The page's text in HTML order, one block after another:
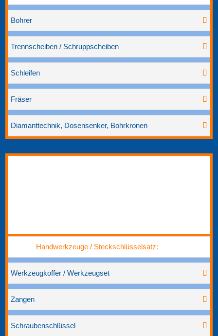
Bohrer
Trennscheiben / Schruppscheiben
Schleifen
Fräser
Diamanttechnik, Dosensenker, Bohrkronen
Handwerkzeuge / Steckschlüsselsatz:
Werkzeugkoffer / Werkzeugset
Zangen
Schraubenschlüssel